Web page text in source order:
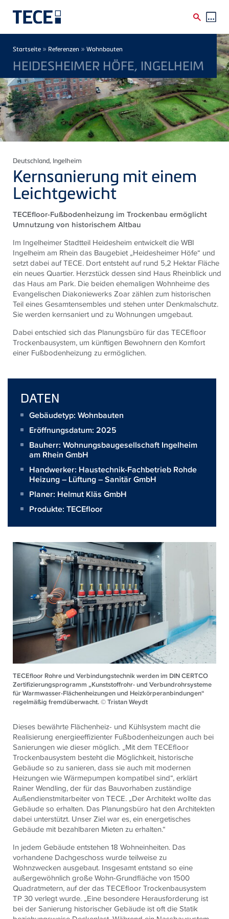
Breadcrumb
Startseite » Referenzen » Wohnbauten
HEIDESHEIMER HÖFE, INGELHEIM
Deutschland, Ingelheim
Kernsanierung mit einem
Leichtgewicht
TECEfloor-Fußbodenheizung im Trockenbau ermöglicht
Umnutzung von historischem Altbau
Im Ingelheimer Stadtteil Heidesheim entwickelt die WBI
Ingelheim am Rhein das Baugebiet „Heidesheimer Höfe“ und
setzt dabei auf TECE. Dort entsteht auf rund 5,2 Hektar Fläche
ein neues Quartier. Herzstück dessen sind Haus Rheinblick und
das Haus am Park. Die beiden ehemaligen Wohnheime des
Evangelischen Diakoniewerks Zoar zählen zum historischen
Teil eines Gesamtensembles und stehen unter Denkmalschutz.
Sie werden kernsaniert und zu Wohnungen umgebaut.
Dabei entschied sich das Planungsbüro für dasTECEfloor
Trockenbausystem, um künftigen Bewohnern den Komfort
einer Fußbodenheizung zu ermöglichen.
DATEN
Gebäudetyp: Wohnbauten
Eröffnungsdatum: 2025
Bauherr: Wohnungsbaugesellschaft Ingelheim
am Rhein GmbH
Handwerker: Haustechnik-Fachbetrieb Rohde
Heizung – Lüftung – Sanitär GmbH
Planer: Helmut Kläs GmbH
Produkte: TECEfloor
TECEfloor Rohre und Verbindungstechnik werden im DIN CERTCO
Zertifizierungsprogramm „Kunststoffrohr- und Verbundrohrsysteme
für Warmwasser-Flächenheizungen und Heizkörperanbindungen“
regelmäßig fremdüberwacht. © Tristan Weydt
Dieses bewährte Flächenheiz- und Kühlsystem macht die
Realisierung energieeffizienter Fußbodenheizungen auch bei
Sanierungen wie dieser möglich. „Mit dem TECEfloor
Trockenbausystem besteht die Möglichkeit, historische
Gebäude so zu sanieren, dass sie auch mit modernen
Heizungen wie Wärmepumpen kompatibel sind“, erklärt
Rainer Wendling, der für das Bauvorhaben zuständige
Außendienstmitarbeiter von TECE. „Der Architekt wollte das
Gebäude so erhalten. Das Planungsbüro hat den Architekten
dabei unterstützt. Unser Ziel war es, ein energetisches
Gebäude mit bezahlbaren Mieten zu erhalten.“
In jedem Gebäude entstehen 18 Wohneinheiten. Das
vorhandene Dachgeschoss wurde teilweise zu
Wohnzwecken ausgebaut. Insgesamt entstand so eine
außergewöhnlich große Wohn-Grundfläche von 1500
Quadratmetern, auf der dasTECEfloor Trockenbausystem
TP 30 verlegt wurde. „Eine besondere Herausforderung ist
bei der Sanierung historischer Gebäude ist oft die Statik